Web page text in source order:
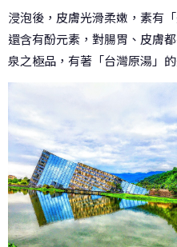
浸泡後，皮膚光滑柔嫩，素有
還含有酚元素，對腸胃、皮膚
泉之極品，有著「台灣原湯」的